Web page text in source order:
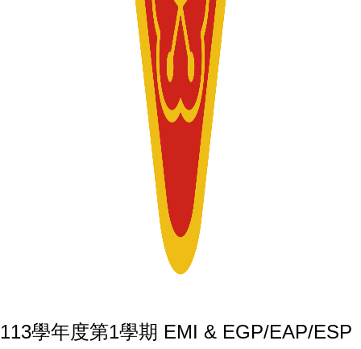
113學年度第1學期 EMI & EGP/EAP/ESP